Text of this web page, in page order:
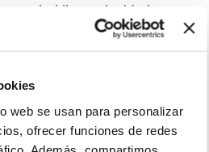
web se usan para personalizar
ofrecer funciones de redes
no coincidir con el vehículo
publicada ha sido
del renting y tiene solo